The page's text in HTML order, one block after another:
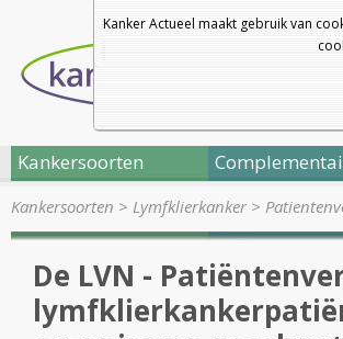
Kanker Actueel maakt gebruik van
Kankersoorten
Kankersoorten > Lymfklierkanker>
De LVN -